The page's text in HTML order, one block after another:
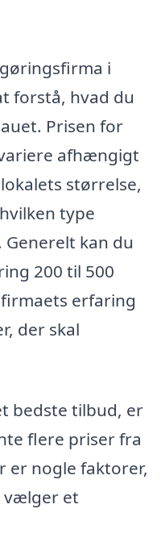
i
forstå, hvad du
Prisen for
afhængigt
størrelse,
type
kan du
200 til 500
erfaring
der skal
bedste tilbud, er
flere priser fra
er nogle faktorer,
vælger et